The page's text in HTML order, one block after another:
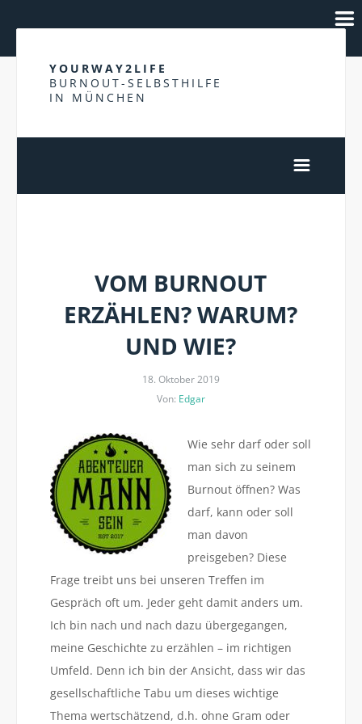
YOURWAY2LIFE
BURNOUT-SELBSTHILFE
IN MÜNCHEN
VOM BURNOUT
ERZÄHLEN? WARUM?
UND WIE?
18. Oktober 2019
Von: Edgar
Wie sehr darf oder soll
man sich zu seinem
Burnout öffnen? Was
darf, kann oder soll
man davon
preisgeben? Diese
Frage treibt uns bei unseren Treffen im
Gespräch oft um. Jeder geht damit anders um.
Ich bin nach und nach dazu übergegangen,
meine Geschichte zu erzählen – im richtigen
Umfeld. Denn ich bin der Ansicht, dass wir das
gesellschaftliche Tabu um dieses wichtige
Thema wertschätzend, d.h. ohne Gram oder